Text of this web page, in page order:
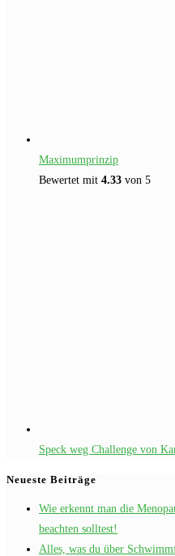
Maximumprinzip
Bewertet mit 4.33 von 5
Speck weg Challenge von
Neueste Beiträge
Wie erkennt man die
beachten solltest!
Alles, was du über